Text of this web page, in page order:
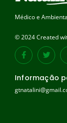
Médico e
© 2024 Created
Informação